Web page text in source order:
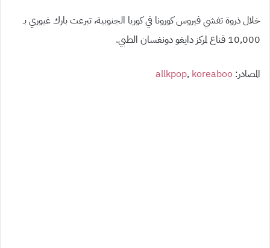
خلال ذروة تفشي فيروس كورونا في كوريا الجنوبية، تبرعت بارك غيوري بـ
10,000 قناع لمركز دايغو دونغسان الطبي.
المصادر: allkpop, koreaboo